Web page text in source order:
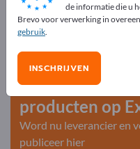
Adverteer
Behoeften –
Zakelijke contacten >>
Publiceer uw
producten op
Word nu leverancier en
publiceer hier
de informatie die u
Brevo voor verwerking in
gebruik.
INSCHRIJVEN